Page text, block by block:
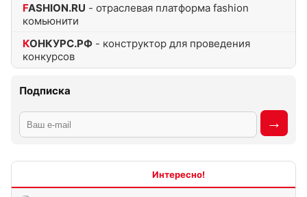
FASHION.RU - отраслевая платформа fashion
комьюнити
КОНКУРС.РФ - конструктор для проведения
конкурсов
Подписка